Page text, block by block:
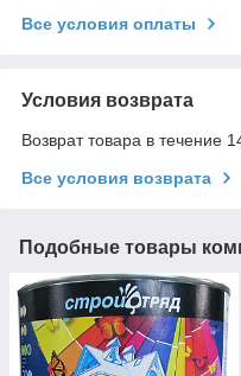
Все условия оплаты
Условия возврата
Возврат товара в течение
Все условия возврата
Подобные товары